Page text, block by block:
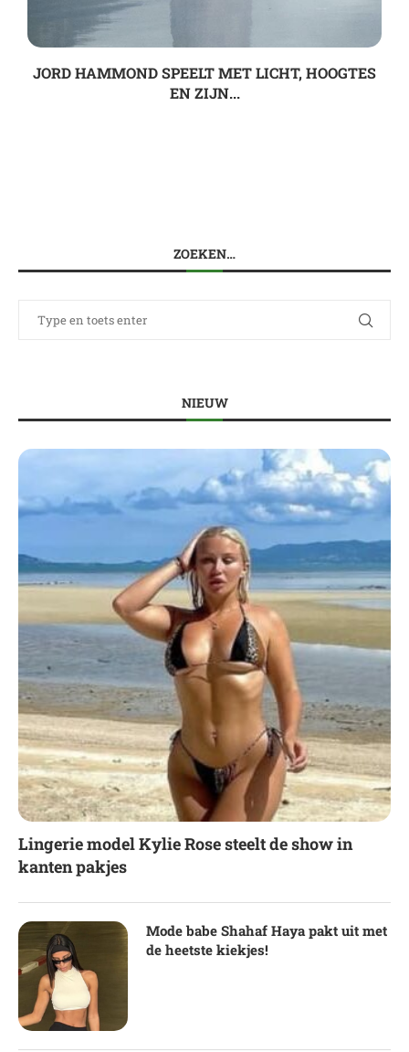
JORD HAMMOND SPEELT MET LICHT, HOOGTES
EN ZIJN...
ZOEKEN…
NIEUW
Lingerie model Kylie Rose steelt de show in
kanten pakjes
Mode babe Shahaf Haya pakt uit met
de heetste kiekjes!